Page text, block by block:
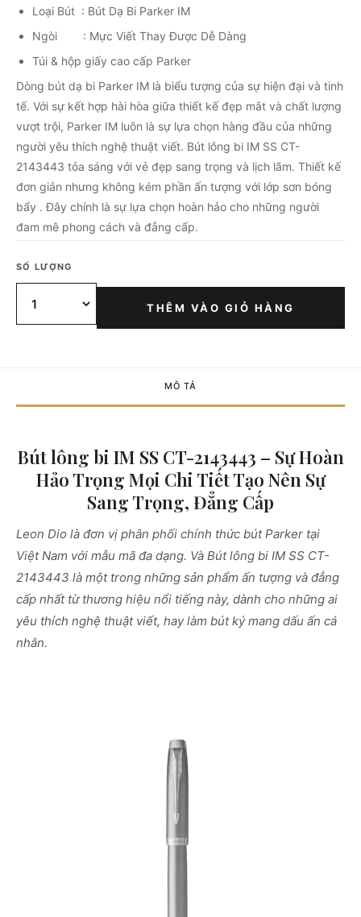
Loại Bút : Bút Dạ Bi Parker IM
Ngòi : Mực Viết Thay Được Dễ Dàng
Túi & hộp giấy cao cấp Parker
Dòng bút dạ bi Parker IM là biểu tượng của sự hiện đại và tinh
tế. Với sự kết hợp hài hòa giữa thiết kế đẹp mắt và chất lượng
vượt trội, Parker IM luôn là sự lựa chọn hàng đầu của những
người yêu thích nghệ thuật viết. Bút lông bi IM SS CT-
2143443 tỏa sáng với vẻ đẹp sang trọng và lịch lãm. Thiết kế
đơn giản nhưng không kém phần ấn tượng với lớp sơn bóng
bẩy . Đây chính là sự lựa chọn hoàn hảo cho những người
đam mê phong cách và đẳng cấp.
SỐ LƯỢNG
THÊM VÀO GIỎ HÀNG
MÔ TẢ
Bút lông bi IM SS CT-2143443 – Sự Hoàn
Hảo Trọng Mọi Chi Tiết Tạo Nên Sự
Sang Trọng, Đẳng Cấp
Leon Dio là đơn vị phân phối chính thức bút Parker tại
Việt Nam với mẫu mã đa dạng. Và Bút lông bi IM SS CT-
2143443 là một trong những sản phẩm ấn tượng và đẳng
cấp nhất từ thương hiệu nổi tiếng này, dành cho những ai
yêu thích nghệ thuật viết, hay làm bút ký mang dấu ấn cá
nhân.